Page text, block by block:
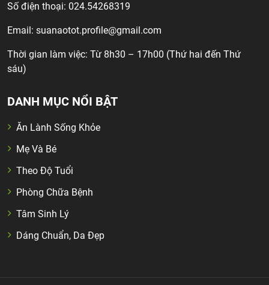
Số điện thoại: 024.54268319
Email: suanaotot.profile@gmail.com
Thời gian làm việc: Từ 8h30 – 17h00 (Thứ hai đến Thứ
sáu)
DANH MỤC NỔI BẬT
Ăn Lành Sống Khỏe
Mẹ Và Bé
Theo Độ Tuổi
Phòng Chữa Bệnh
Tâm Sinh Lý
Dáng Chuẩn, Da Đẹp